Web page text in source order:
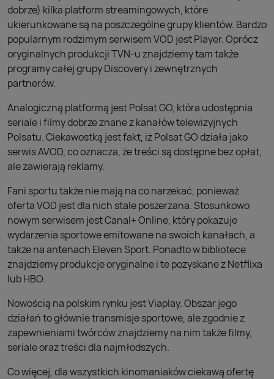
dobrze) kilka platform streamingowych, które
ukierunkowane są na poszczególne grupy klientów. Bardzo
popularnym rodzimym serwisem VOD jest Player. Oprócz
oryginalnych produkcji TVN-u znajdziemy tam także
programy całej grupy Discovery i zewnętrznych
partnerów.
Analogiczną platformą jest Polsat GO, która udostępnia
seriale i filmy dobrze znane z kanałów telewizyjnych
Polsatu. Ciekawostką jest fakt, iż Polsat GO działa jako
serwis AVOD, co oznacza, że treści są dostępne bez opłat,
ale zawierają reklamy.
Fani sportu także nie mają na co narzekać, ponieważ
oferta VOD jest dla nich stale poszerzana. Stosunkowo
nowym serwisem jest Canal+ Online, który pokazuje
wydarzenia sportowe emitowane na swoich kanałach, a
także na antenach Eleven Sport. Ponadto w bibliotece
znajdziemy produkcje oryginalne i te pozyskane z Netflixa
lub HBO.
Nowością na polskim rynku jest Viaplay. Obszar jego
działań to głównie transmisje sportowe, ale zgodnie z
zapewnieniami twórców znajdziemy na nim także filmy,
seriale oraz treści dla najmłodszych.
Co więcej, dla wszystkich kinomaniaków ciekawą ofertę